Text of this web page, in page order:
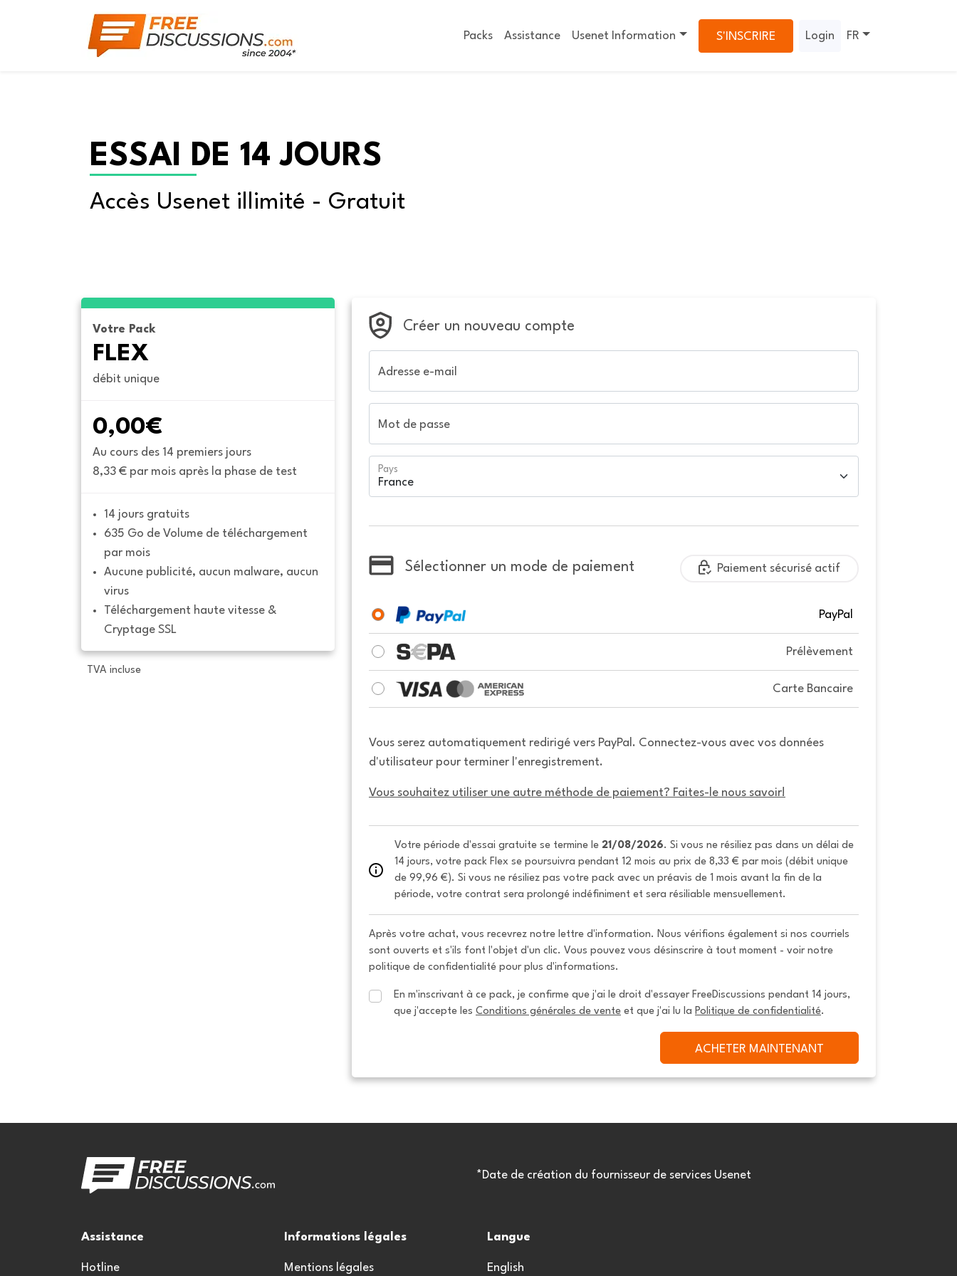
Packs Assistance Usenet Information S'INSCRIRE Login FR
ESSAI DE 14 JOURS
Accès Usenet illimité - Gratuit
Votre Pack
FLEX
débit unique
0,00€
Au cours des 14 premiers jours
8,33 € par mois après la phase de test
14 jours gratuits
635 Go de Volume de téléchargement
par mois
Aucune publicité, aucun malware, aucun
virus
Téléchargement haute vitesse &
Cryptage SSL
TVA incluse
Créer un nouveau compte
Adresse e-mail
Mot de passe
Pays
Sélectionner un mode de paiement Paiement sécurisé actif
PayPal
Prélèvement
Carte Bancaire
Vous serez automatiquement redirigé vers PayPal. Connectez-vous avec vos données
d'utilisateur pour terminer l'enregistrement.
Vous souhaitez utiliser une autre méthode de paiement? Faites-le nous savoir!
Votre période d'essai gratuite se termine le 21/08/2026. Si vous ne résiliez pas dans un délai de
14 jours, votre pack Flex se poursuivra pendant 12 mois au prix de 8,33 € par mois (débit unique
de 99,96 €). Si vous ne résiliez pas votre pack avec un préavis de 1 mois avant la fin de la
période, votre contrat sera prolongé indéfiniment et sera résiliable mensuellement.
Après votre achat, vous recevrez notre lettre d'information. Nous vérifions également si nos courriels
sont ouverts et s'ils font l'objet d'un clic. Vous pouvez vous désinscrire à tout moment - voir notre
politique de confidentialité pour plus d'informations.
En m'inscrivant à ce pack, je confirme que j'ai le droit d'essayer FreeDiscussions pendant 14 jours,
que j'accepte les Conditions générales de vente et que j'ai lu la Politique de confidentialité.
ACHETER MAINTENANT
*Date de création du fournisseur de services Usenet
Assistance
Hotline
Informations légales
Mentions légales
Langue
English